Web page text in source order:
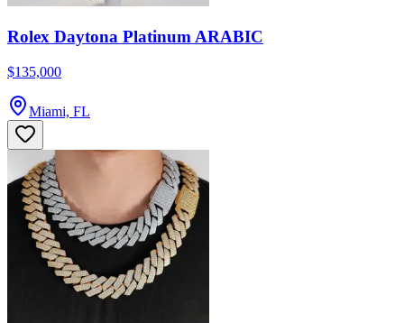
Rolex Daytona Platinum ARABIC
$135,000
Miami, FL